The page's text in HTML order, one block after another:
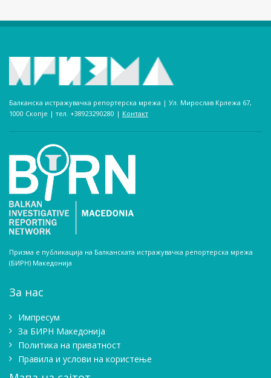
Балканска истражувачка репортерска мрежа | Ул. Мирослав Крлежа 67,
1000 Скопје | тел. +38923290280­ | Контакт
Призма е публикација на Балканската истражувачка репортерска мрежа
(БИРН) Македонија
За нас
Импресум
Зa БИРН Македонија
Политика на приватност
Правила и услови на користење